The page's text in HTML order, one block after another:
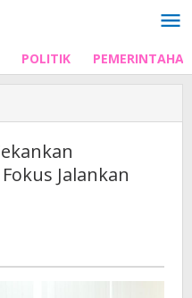
POLITIK
Jalankan